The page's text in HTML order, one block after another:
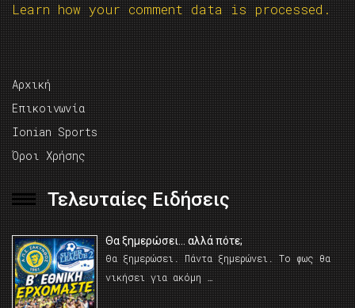
Learn how your comment data is processed.
Αρχική
Επικοινωνία
Ionian Sports
Όροι Χρήσης
Τελευταίες Ειδήσεις
Θα ξημερώσει… αλλά πότε;
Θα ξημερώσει. Πάντα ξημερώνει. Το φως θα
νικήσει για ακόμη …